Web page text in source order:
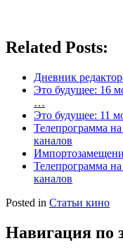
Related Posts:
Дневник
Это будущее: 16
…
Это будущее: 11
Телепрограмма на
каналов
Телепрограмма на
каналов
Posted in Статьи кино
Навигация по